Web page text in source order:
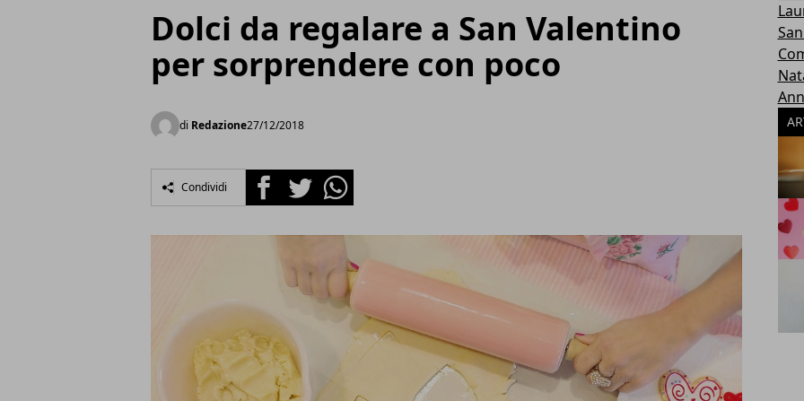
Dolci da regalare a San Valentino
per sorprendere con poco
di Redazione27/12/2018
Condividi FacebookTwitterWhatsapp